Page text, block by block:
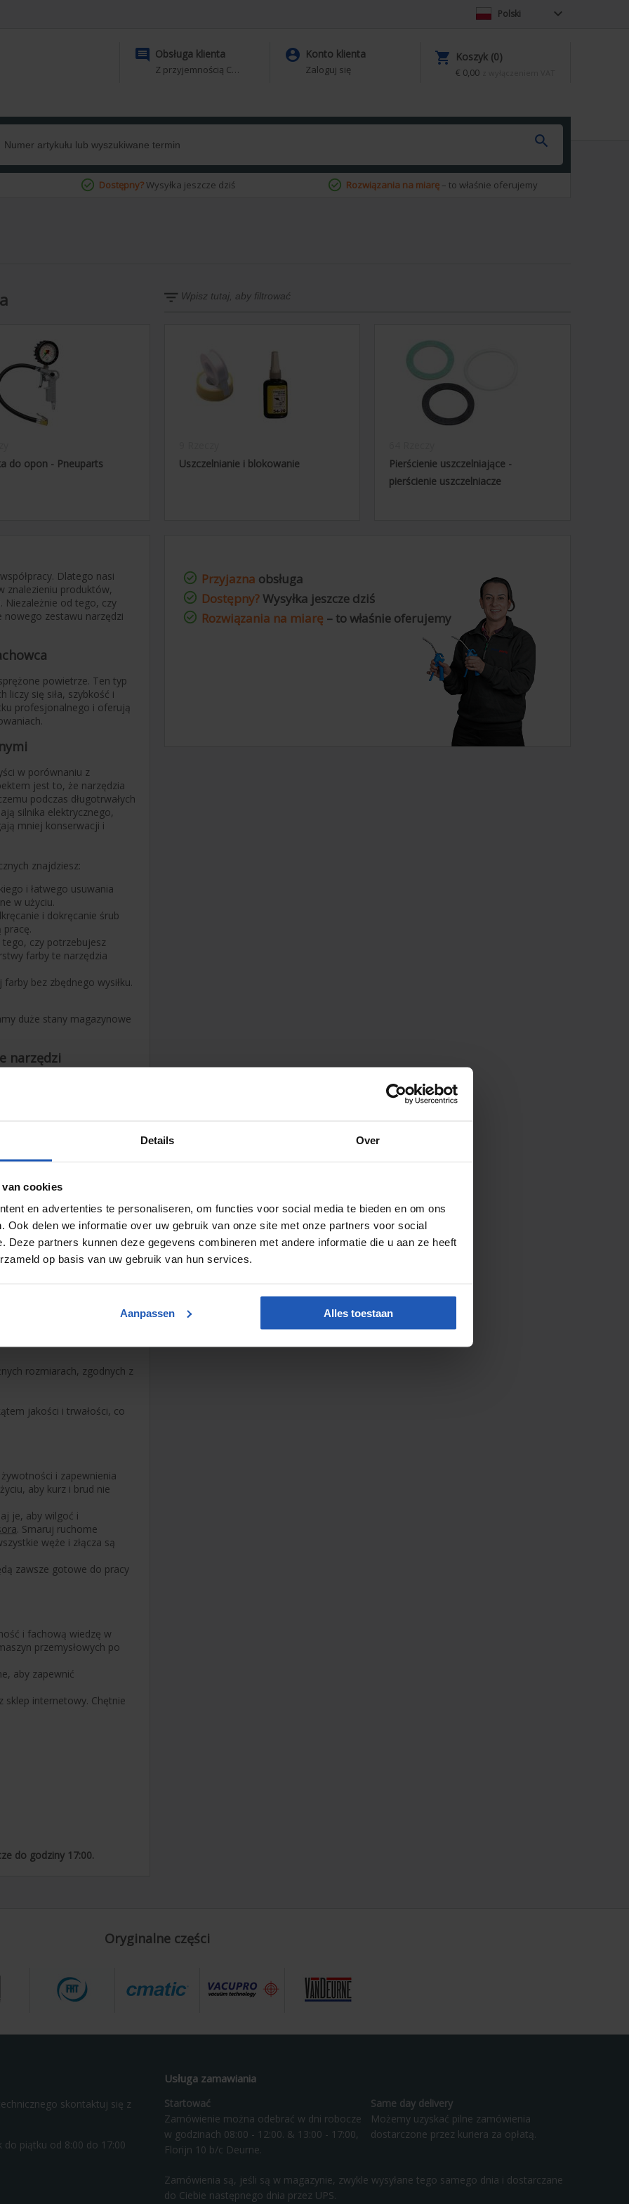
Details Over
cookies
en advertenties te personaliseren, om functies voor social media te bieden en om ons
Ook delen we informatie over uw gebruik van onze site met onze partners voor social
Deze partners kunnen deze gegevens combineren met andere informatie die u aan ze heeft
op basis van uw gebruik van hun services.
Aanpassen Alles toestaan
Polski 
 Obsługa klienta
Z przyjemnością Ci pomożemy
 Konto klienta
Zaloguj się
 Koszyk (0)
€ 0,00

Dostępny?Wysyłka jeszcze dziś Rozwiązania na miarę – to właśnie oferujemy
do opon - Pneuparts
Uszczelnianie i blokowanie
Pierścienie uszczelniające -
pierścienie uszczelniacze
Dlatego nasi
znalezieniu produktów,
od tego, czy
nowego zestawu narzędzi
powietrze. Ten typ
liczy się siła, szybkość i
profesjonalnego i oferują
w porównaniu z
jest to, że narzędzia
podczas długotrwałych
silnika elektrycznego,
mniej konserwacji i
znajdziesz:
i łatwego usuwania
w użyciu.
i dokręcanie śrub
pracę.
tego, czy potrzebujesz
farby te narzędzia
bez zbędnego wysiłku.
duże stany magazynowe
narzędzi
warto zwrócić uwagę
ciśnienie (bar)
potrzebuje więcej
chętnie doradzimy w
mocą i prędkością
akcesoria
tak samo ważne jak
wyciekom
powietrza. Dobry
przed korozją i rdzą.
rozmiarach, zgodnych z
jakości i trwałości, co
i zapewnienia
aby kurz i brud nie
je, aby wilgoć i
. Smaruj ruchome
węże i złącza są
zawsze gotowe do pracy
i fachową wiedzę w
przemysłowych po
aby zapewnić
sklep internetowy. Chętnie
do godziny 17:00.
Przyjazna obsługa
Dostępny?Wysyłka jeszcze dziś
Rozwiązania na miarę – to właśnie oferujemy
Oryginalne części
skontaktuj się z
do piątku od 8:00 do 17:00
Usługa zamawiania
Startować
Zamówienie można odebrać w dni robocze
w godzinach 08:00 - 12:00. & 13:00 - 17:00,
Florijn 10 b/c Deurne.
Same day delivery
Możemy uzyskać pilne zamówienia
dostarczone przez kuriera za opłatą.
Zamówienia są, jeśli są w magazynie, zwykle wysyłane tego samego dnia i dostarczane
do Ciebie następnego dnia przez UPS.